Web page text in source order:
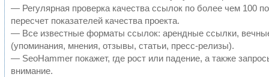
— Регулярная проверка качества ссылок по более чем 100
пересчет показателей качества проекта.
— Все известные форматы ссылок: арендные ссылки,
(упоминания, мнения, отзывы, статьи, пресс-релизы).
— SeoHammer покажет, где рост или падение, а также
внимание.